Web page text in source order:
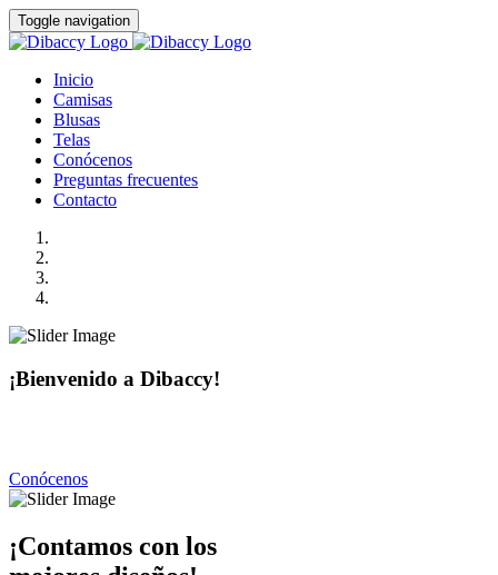
Toggle navigation
Inicio
Camisas
Blusas
Telas
Conócenos
Preguntas frecuentes
Contacto
¡Bienvenido a Dibaccy!
Conócenos
¡Contamos con los